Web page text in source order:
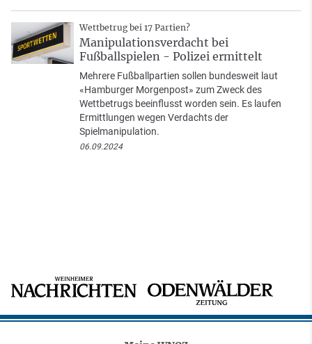
Wettbetrug bei 17 Partien?
Manipulationsverdacht bei
Fußballspielen - Polizei ermittelt
Mehrere Fußballpartien sollen bundesweit laut
«Hamburger Morgenpost» zum Zweck des
Wettbetrugs beeinflusst worden sein. Es laufen
Ermittlungen wegen Verdachts der
Spielmanipulation.
06.09.2024